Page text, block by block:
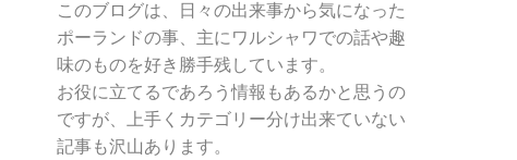
別
検
索
このブログは、日々の出来事から気になった
ポーランドの事、主にワルシャワでの話や趣
味のものを好き勝手残しています。
お役に立てるであろう情報もあるかと思うの
ですが、上手くカテゴリー分け出来ていない
記事も沢山あります。